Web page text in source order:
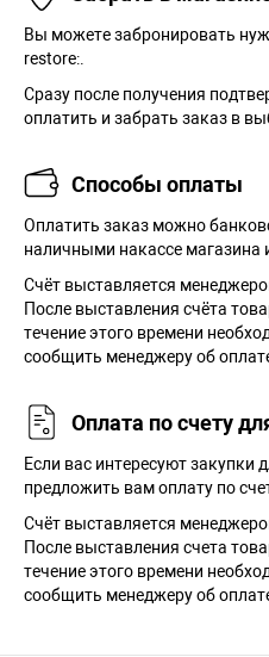
Вы можете забронировать
restore:.
Сразу после получения
оплатить и забрать заказ в
Способы оплаты
Оплатить заказ можно
наличными накассе магазина
Cчёт выставляется
После выставления счёта
течение этого времени
сообщить менеджеру об
Оплата по счету
Если вас интересуют
предложить вам оплату по
Счёт выставляется
После выставления счета
течение этого времени
сообщить менеджеру об